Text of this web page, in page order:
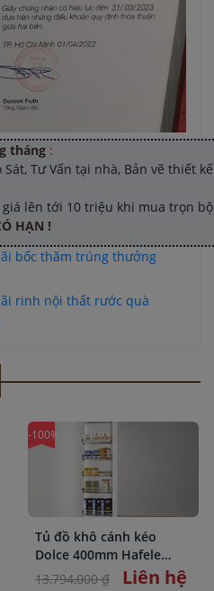
tháng :
Tư Vấn tại nhà, Bản vẽ thiết
lên tới 10 triệu khi mua trọn
HẠN !
bốc thăm trúng thưởng
rinh nội thất rước quà
-100%
Tủ đồ khô cánh kéo
Dolce 400mm Hafele
548.65.005
13,794,000 ₫ Liên hệ